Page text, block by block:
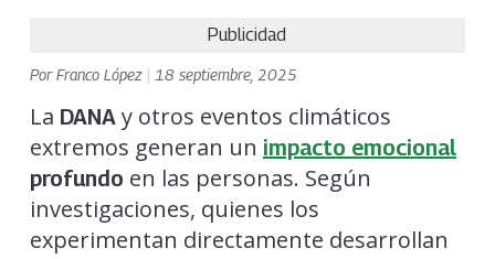
Publicidad
PorFranco López 18 septiembre, 2025
La DANAy otros eventos climáticos
extremos generan un impacto emocional
profundo en las personas. Según
investigaciones, quienes los
experimentan directamente desarrollan